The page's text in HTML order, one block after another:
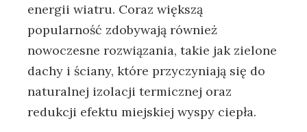
energii wiatru.⁤ Coraz większą
popularność zdobywają również‌
nowoczesne rozwiązania, takie⁣ jak‍ zielone
⁢dachy ⁤i ściany, które przyczyniają się do
naturalnej‌ izolacji ⁤termicznej oraz
redukcji efektu miejskiej wyspy ciepła.